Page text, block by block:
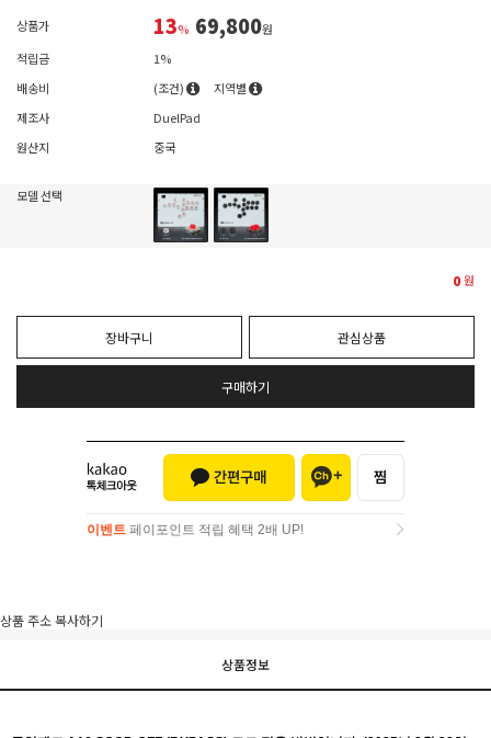
상품가 13% 69,800원
적립금
1%
배송비
(조건)
지역별
제조사
DuelPad
원산지
중국
모델 선택
0원
장바구니 관심상품
구매하기
이벤트 페이포인트 적립 혜택 2배 UP!
상품 주소 복사하기
상품정보